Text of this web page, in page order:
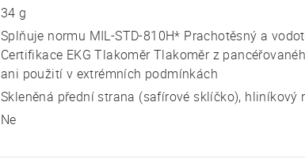
34 g
Splňuje normu MIL-STD-810H* Prachotěsný a
Certifikace EKG Tlakoměr Tlakoměr z
ani použití v extrémních podmínkách
Skleněná přední strana (safírové sklíčko), hliníkový
Ne